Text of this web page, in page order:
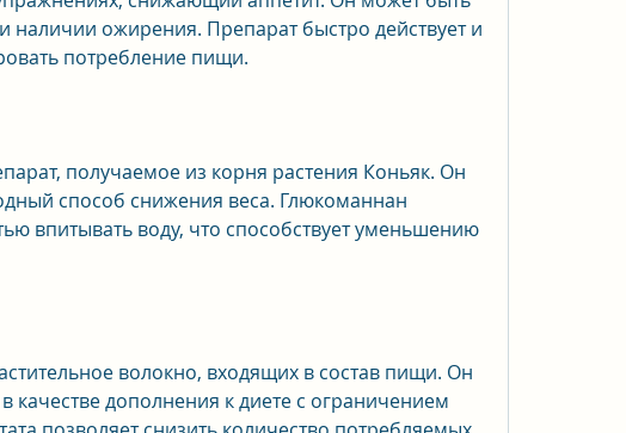
наличии ожирения. Препарат быстро действует и
потребление пищи.
получаемое из корня растения Коньяк. Он
способ снижения веса. Глюкоманнан
впитывать воду, что способствует уменьшению
волокно, входящих в состав пищи. Он
качестве дополнения к диете с ограничением